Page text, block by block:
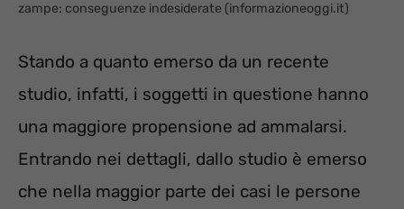
zampe: conseguenze indesiderate (informazioneoggi.it)
Stando a quanto emerso da un recente
studio, infatti, i soggetti in questione hanno
una maggiore propensione ad ammalarsi.
Entrando nei dettagli, dallo studio è emerso
che nella maggior parte dei casi le persone